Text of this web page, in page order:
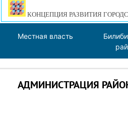
КОНЦЕПЦИЯ РАЗВИТИЯ
Местная власть
АДМИНИСТРАЦИЯ